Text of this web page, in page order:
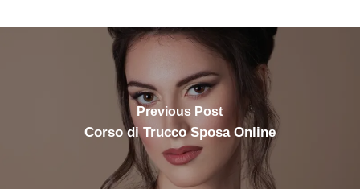
Previous Post
Corso di Trucco Sposa Online